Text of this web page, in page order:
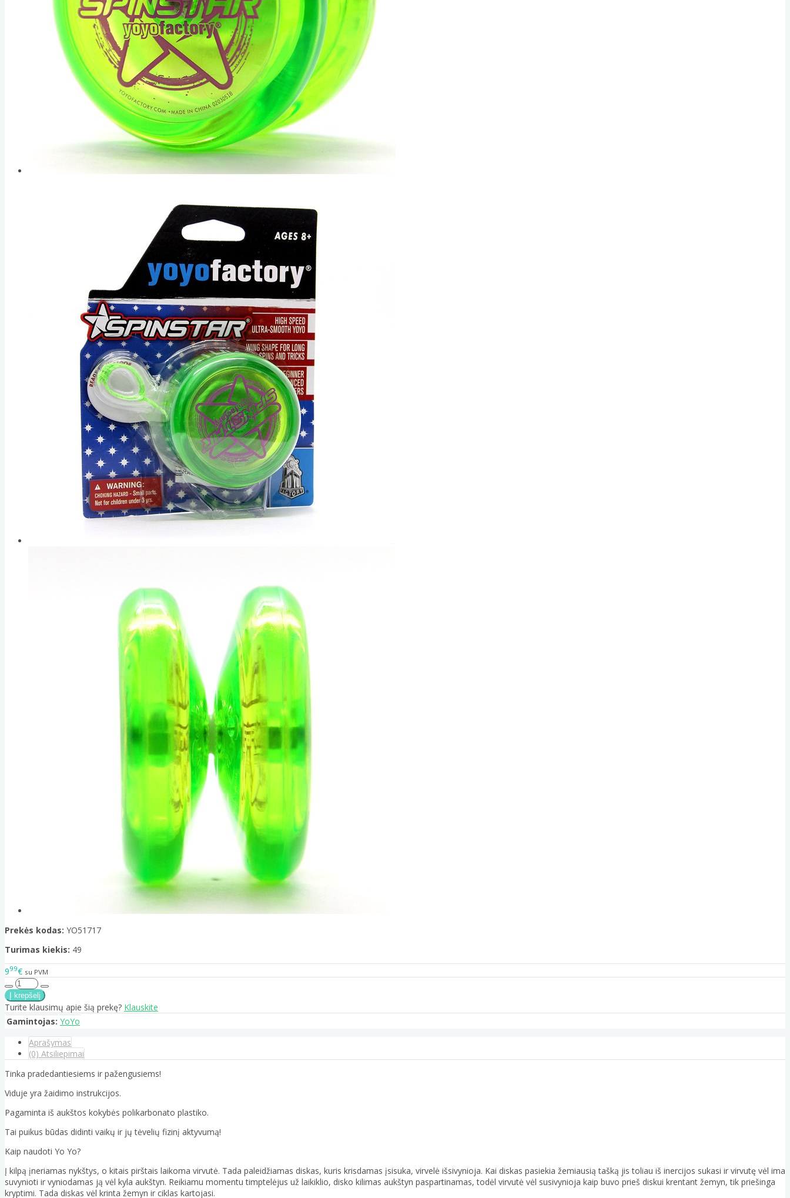
Prekės kodas: YO51717
Turimas kiekis: 49
999€ su PVM
Turite klausimų apie šią prekę? Klauskite
Gamintojas: YoYo
Aprašymas
(0) Atsiliepimai
Tinka pradedantiesiems ir pažengusiems!
Viduje yra žaidimo instrukcijos.
Pagaminta iš aukštos kokybės polikarbonato plastiko.
Tai puikus būdas didinti vaikų ir jų tėvelių fizinį aktyvumą!
Kaip naudoti Yo Yo?
Į kilpą įneriamas nykštys, o kitais pirštais laikoma virvutė. Tada paleidžiamas diskas, kuris krisdamas įsisuka, virvelė išsivynioja. Kai diskas pasiekia žemiausią tašką jis toliau iš inercijos sukasi ir virvutę vėl ima
suvynioti ir vyniodamas ją vėl kyla aukštyn. Reikiamu momentu timptelėjus už laikiklio, disko kilimas aukštyn paspartinamas, todėl virvutė vėl susivynioja kaip buvo prieš diskui krentant žemyn, tik priešinga
kryptimi. Tada diskas vėl krinta žemyn ir ciklas kartojasi.